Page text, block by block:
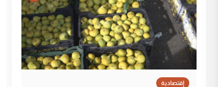
إقتصادية